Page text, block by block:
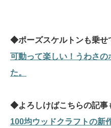
◆ポーズスケルトンも乗
可動って楽しい！うわさ
た。
◆よろしけばこちらの記
100均ウッドクラフトの新